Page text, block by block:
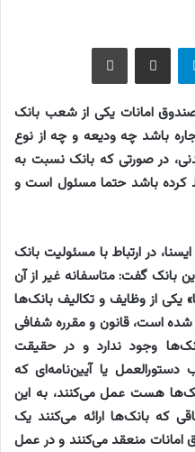
تلگرام اشتراک گذاری با ایمیل
امانات یکی از شعب بانک
باشد چه ودیعه و چه از نوع
ماده ۱۰ قانون مدنی، در صورتی که بانک نسبت به
کرده باشد حتما مسئول است و
در ارتباط با مسئولیت بانک
بانک گفت: متاسفانه غیر از آن‌
یکی از وظایف و تکالیف بانک‌ها
شده است، قانون و مقرره شفافی
وجود ندارد و در حقیقت
یا آیین‌نامه‌ای که
هست ‌عمل می‌کنند، به این
که بانک‌ها ارائه می‌کنند یک
امانات منعقد می‌کنند و در عمل